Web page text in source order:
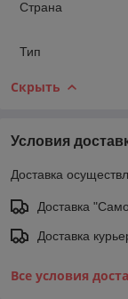
Страна
Тип
Скрыть
Условия
Доставка
Доставка
Доставка
Все условия